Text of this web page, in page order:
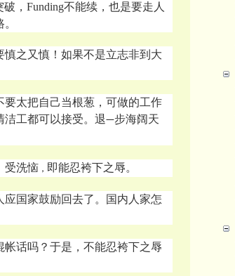
，Funding不能续，也是要走人
之又慎！如果不是立志非到大
太把自己当根葱，可做的工作
工都可以接受。退一步海阔天
受洗恼 ， 即能忍袴下之辱。
应国家鼓励回去了。国内人家怎
话吗？于是，不能忍袴下之辱